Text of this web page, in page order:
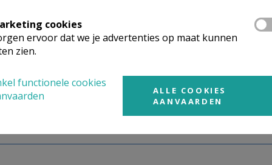
Reu krijgt eervol ontslag als administrator van de
wordt benoemd tot administrator van de
zijn andere taken
cookies
ervoor dat we je advertenties op maat kunnen
zien.
functionele cookies
ALLE COOKIES
AANVAARDEN